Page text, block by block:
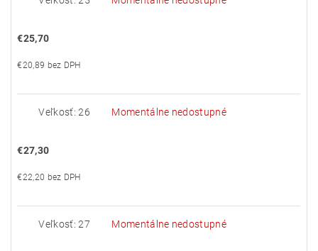
€25,70
€20,89 bez DPH
Veľkosť: 26 Momentálne nedostupné
€27,30
€22,20 bez DPH
Veľkosť: 27 Momentálne nedostupné